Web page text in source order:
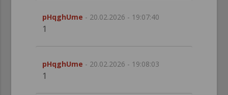
pHqghUme - 20.02.2026 - 19:07:40
1
pHqghUme - 20.02.2026 - 19:08:03
1